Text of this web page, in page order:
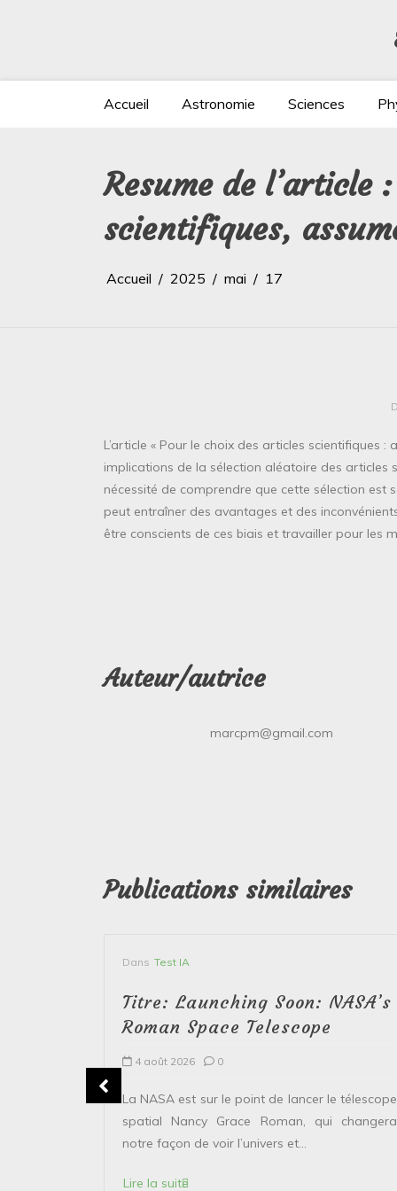
Accueil Astronomie Sciences
Resume de l’article
scientifiques,
Accueil 2025 mai 17
L’article « Pour le choix des articles scientifiques
implications de la sélection aléatoire des articles
nécessité de comprendre que cette sélection est
peut entraîner des avantages et des
être conscients de ces biais et travailler pour les
Auteur/autrice
marcpm@gmail.com
Publications similaires
Dans Test IA
Titre: Launching Soon: NASA’s
Roman Space Telescope
4 août 2026 0
La NASA est sur le point de lancer le télescope
spatial Nancy Grace Roman, qui changera
notre façon de voir l’univers et...
Lire la suite